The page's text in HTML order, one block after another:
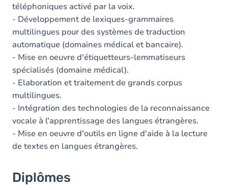
téléphoniques activé par la voix.
- Développement de lexiques-grammaires
multilingues pour des systèmes de traduction
automatique (domaines médical et bancaire).
- Mise en oeuvre d'étiquetteurs-lemmatiseurs
spécialisés (domaine médical).
- Elaboration et traitement de grands corpus
multilingues.
- Intégration des technologies de la reconnaissance
vocale à l'apprentissage des langues étrangères.
- Mise en oeuvre d'outils en ligne d'aide à la lecture
de textes en langues étrangères.
Diplômes